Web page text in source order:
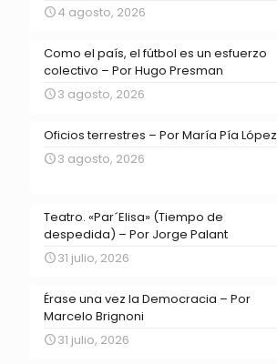
4 agosto, 2026
Como el país, el fútbol es un esfuerzo
colectivo – Por Hugo Presman
3 agosto, 2026
Oficios terrestres – Por María Pía López
3 agosto, 2026
Teatro. «Par´Elisa» (Tiempo de
despedida) – Por Jorge Palant
31 julio, 2026
Érase una vez la Democracia – Por
Marcelo Brignoni
31 julio, 2026